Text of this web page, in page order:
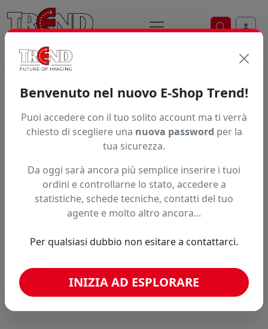
Ricerca
Articolo non trovato.
Hai trovato questo prodotto ad un prezzo più basso?
Fai una segnalazione
Confronta con articoli simili
Caricamento confronto...
Benvenuto nel nuovo E-Shop Trend!
Puoi accedere con il tuo solito account ma ti verrà
chiesto di scegliere una nuova password per la
tua sicurezza.
Da oggi sarà ancora più semplice inserire i tuoi
ordini e controllarne lo stato, accedere a
statistiche, schede tecniche, contatti del tuo
agente e molto altro ancora...
Per qualsiasi dubbio non esitare a contattarci.
INIZIA AD ESPLORARE